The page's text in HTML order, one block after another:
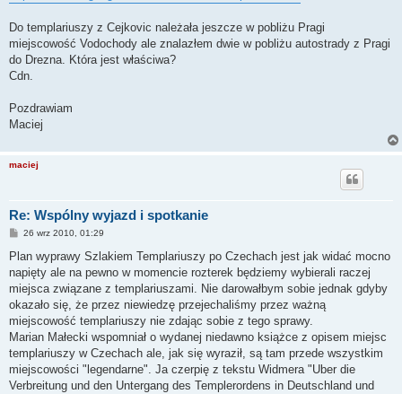
Do templariuszy z Cejkovic należała jeszcze w pobliżu Pragi
miejscowość Vodochody ale znalazłem dwie w pobliżu autostrady z Pragi
do Drezna. Która jest właściwa?
Cdn.
Pozdrawiam
Maciej
maciej
Re: Wspólny wyjazd i spotkanie
P
s
26 wrz 2010, 01:29
Plan wyprawy Szlakiem Templariuszy po Czechach jest jak widać mocno
napięty ale na pewno w momencie rozterek będziemy wybierali raczej
miejsca związane z templariuszami. Nie darowałbym sobie jednak gdyby
okazało się, że przez niewiedzę przejechaliśmy przez ważną
miejscowość templariuszy nie zdając sobie z tego sprawy.
Marian Małecki wspomniał o wydanej niedawno książce z opisem miejsc
templariuszy w Czechach ale, jak się wyraził, są tam przede wszystkim
miejscowości "legendarne". Ja czerpię z tekstu Widmera "Uber die
Verbreitung und den Untergang des Templerordens in Deutschland und